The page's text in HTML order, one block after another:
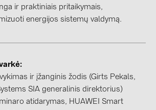
ir praktiniais pritaikymais,
energijos sistemų valdymą.
ir įžanginis žodis (Girts Pekals,
SIA generalinis direktorius)
atidarymas, HUAWEI Smart